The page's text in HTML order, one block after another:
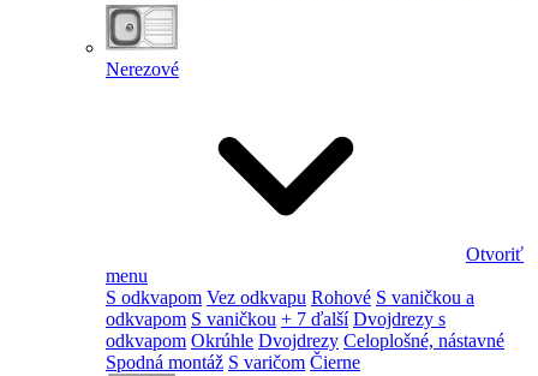
Nerezové
Otvoriť
menu
S odkvapom Vez odkvapu Rohové S vaničkou a
odkvapom S vaničkou + 7 ďalší Dvojdrezy s
odkvapom Okrúhle Dvojdrezy Celoplošné, nástavné
Spodná montáž S varičom Čierne